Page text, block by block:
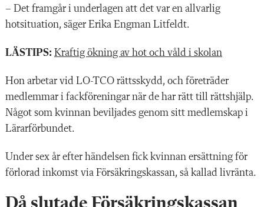
– Det framgår i underlagen att det var en allvarlig
hotsituation, säger Erika Engman Litfeldt.
LÄSTIPS: Kraftig ökning av hot och våld i skolan
Hon arbetar vid LO-TCO rättsskydd, och företräder
medlemmar i fackföreningar när de har rätt till rättshjälp.
Något som kvinnan beviljades genom sitt medlemskap i
Lärarförbundet.
Under sex år efter händelsen fick kvinnan ersättning för
förlorad inkomst via Försäkringskassan, så kallad livränta.